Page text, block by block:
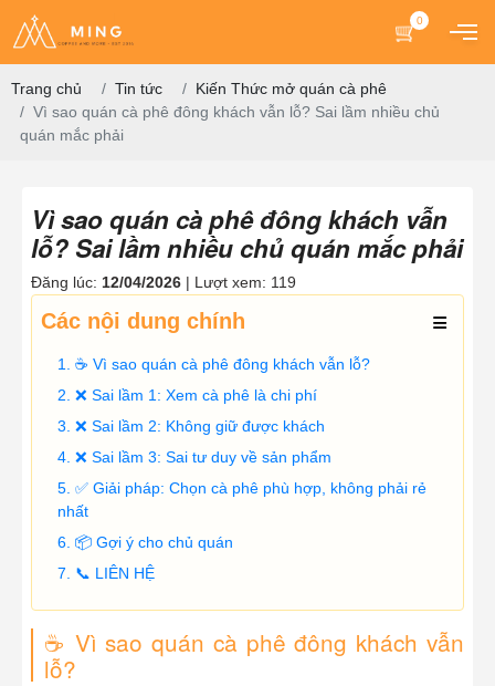
0
Trang chủ Tin tức
Kiến Thức mở quán cà phê
Vì sao quán cà phê đông khách vẫn lỗ? Sai lầm nhiều chủ
quán mắc phải
Vì sao quán cà phê đông khách vẫn
lỗ? Sai lầm nhiều chủ quán mắc phải
Đăng lúc: 12/04/2026 | Lượt xem: 119
Các nội dung chính
☕ Vì sao quán cà phê đông khách vẫn lỗ?
❌ Sai lầm 1: Xem cà phê là chi phí
❌ Sai lầm 2: Không giữ được khách
❌ Sai lầm 3: Sai tư duy về sản phẩm
✅ Giải pháp: Chọn cà phê phù hợp, không phải rẻ
nhất
📦 Gợi ý cho chủ quán
📞 LIÊN HỆ
☕ Vì sao quán cà phê đông khách vẫn
lỗ?